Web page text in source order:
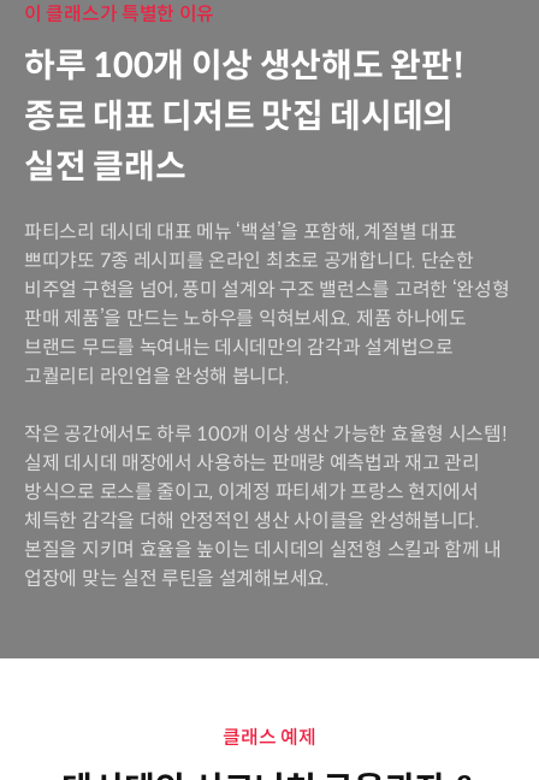
이 클래스가 특별한 이유
하루 100개 이상 생산해도 완판!
종로 대표 디저트 맛집 데시데의
실전 클래스
파티스리 데시데 대표 메뉴 ‘백설’을 포함해, 계절별 대표
쁘띠갸또 7종 레시피를 온라인 최초로 공개합니다. 단순한
비주얼 구현을 넘어, 풍미 설계와 구조 밸런스를 고려한 ‘완성형
판매 제품’을 만드는 노하우를 익혀보세요. 제품 하나에도
브랜드 무드를 녹여내는 데시데만의 감각과 설계법으로
고퀄리티 라인업을 완성해 봅니다.
작은 공간에서도 하루 100개 이상 생산 가능한 효율형 시스템!
실제 데시데 매장에서 사용하는 판매량 예측법과 재고 관리
방식으로 로스를 줄이고, 이계정 파티셰가 프랑스 현지에서
체득한 감각을 더해 안정적인 생산 사이클을 완성해봅니다.
본질을 지키며 효율을 높이는 데시데의 실전형 스킬과 함께 내
업장에 맞는 실전 루틴을 설계해보세요.
클래스 예제